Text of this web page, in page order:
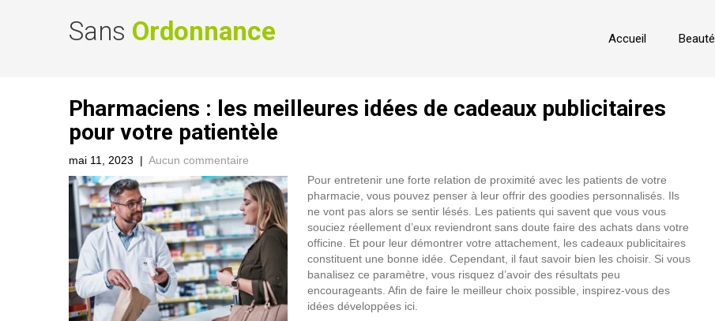
Sans Ordonnance Accueil Beauté
Pharmaciens : les meilleures idées de cadeaux publicitaires
pour votre patientèle
mai 11, 2023 | Aucun commentaire
Pour entretenir une forte relation de proximité avec les patients de votre
pharmacie, vous pouvez penser à leur offrir des goodies personnalisés. Ils
ne vont pas alors se sentir lésés. Les patients qui savent que vous vous
souciez réellement d’eux reviendront sans doute faire des achats dans votre
officine. Et pour leur démontrer votre attachement, les cadeaux publicitaires
constituent une bonne idée. Cependant, il faut savoir bien les choisir. Si vous
banalisez ce paramètre, vous risquez d’avoir des résultats peu
encourageants. Afin de faire le meilleur choix possible, inspirez-vous des
idées développées ici.